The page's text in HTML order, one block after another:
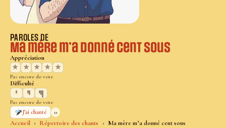
Accueil Répertoire des chants Ma mère m’a donné cent sous
PAROLES DE
Ma mère m’a donné cent sous
Appréciation
★
★ ★ ★ ★
Pas encore de vote
Difficulté
Pas encore de vote
J’ai chanté
0